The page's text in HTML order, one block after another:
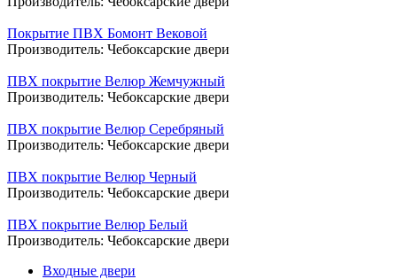
Покрытие ПВХ Бомонт Вековой
Производитель: Чебоксарские двери
ПВХ покрытие Велюр Жемчужный
Производитель: Чебоксарские двери
ПВХ покрытие Велюр Серебряный
Производитель: Чебоксарские двери
ПВХ покрытие Велюр Черный
Производитель: Чебоксарские двери
ПВХ покрытие Велюр Белый
Производитель: Чебоксарские двери
Входные двери